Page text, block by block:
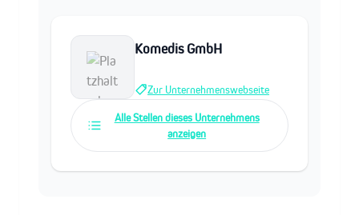
Komedis GmbH
Zur Unternehmenswebseite
Alle Stellen dieses Unternehmens
anzeigen